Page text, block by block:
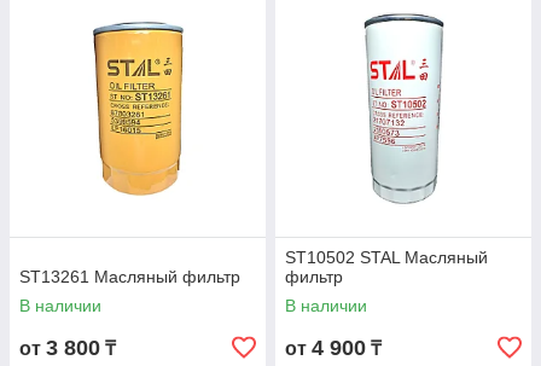
ST13261 Масляный фильтр
В наличии
от 3 800 ₸
ST10502 STAL Масляный
фильтр
В наличии
от 4 900 ₸